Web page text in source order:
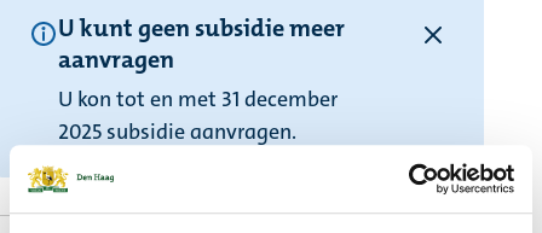
U kunt geen subsidie meer
aanvragen
U kon tot en met 31 december
2025 subsidie aanvragen.